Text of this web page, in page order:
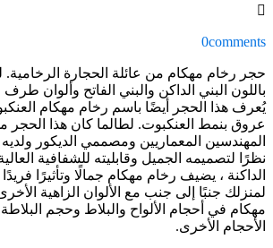
0comments
حجر رخام مهکام من عائلة الحجارة الرخامية.
باللون البني الداكن والبني الفاتح وألوان
يُعرف هذا الحجر أيضًا باسم رخام مهکام
عروق بنمط العنكبوت. لطالما كان هذا الحجر
المهندسين المعماريين ومصممي الديكور
نظرًا لتصميمه الجميل وقابليته للشفافية
الداكنة ، يضيف رخام مهکام جمالًا وتأثيرًا
لمنزلك جنبًا إلى جنب مع الألوان الزاهية
مهکام في أحجام الألواح والبلاط وحجم
الأحجام الأخرى.